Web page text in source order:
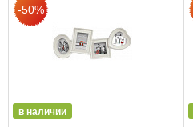
в наличии